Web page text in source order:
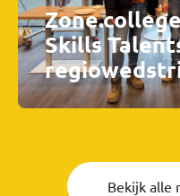
Skills
Bekijk alle